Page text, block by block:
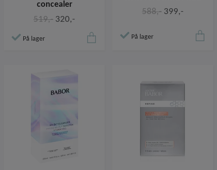
concealer
519,- 320,-
På lager
588,- 399,-
På lager